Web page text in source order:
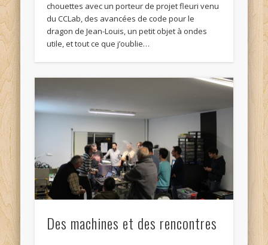
chouettes avec un porteur de projet fleuri venu
du CCLab, des avancées de code pour le
dragon de Jean-Louis, un petit objet à ondes
utile, et tout ce que j’oublie…
Des machines et des rencontres